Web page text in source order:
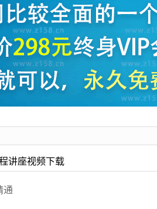
讲座视频下载
通